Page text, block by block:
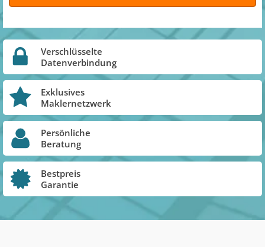
Verschlüsselte
Datenverbindung
Exklusives
Maklernetzwerk
Persönliche
Beratung
Bestpreis
Garantie